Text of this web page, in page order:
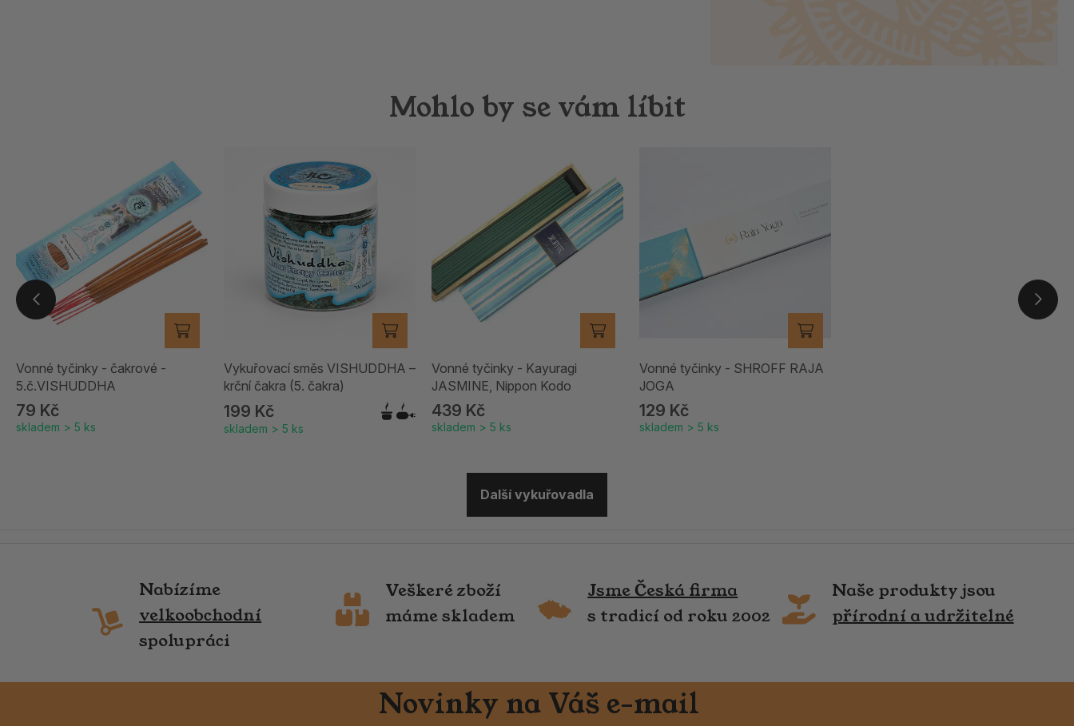
Mohlo by se vám líbit
Vonné tyčinky - čakrové -
5.č.VISHUDDHA
79 Kč
skladem > 5 ks
Vykuřovací směs VISHUDDHA –
krční čakra (5. čakra)
199 Kč
skladem > 5 ks
Vonné tyčinky - Kayuragi
JASMINE, Nippon Kodo
439 Kč
skladem > 5 ks
Vonné tyčinky - SHROFF RAJA
JOGA
129 Kč
skladem > 5 ks
Další vykuřovadla
Nabízíme
velkoobchodní
spolupráci
Veškeré zboží
máme skladem
Jsme Česká firma
s tradicí od roku 2002
Naše produkty jsou
přírodní a udržitelné
Novinky na Váš e-mail